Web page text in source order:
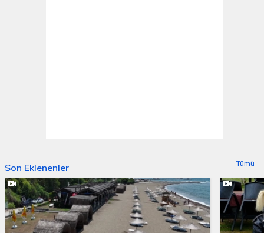
Son Eklenenler Tümü